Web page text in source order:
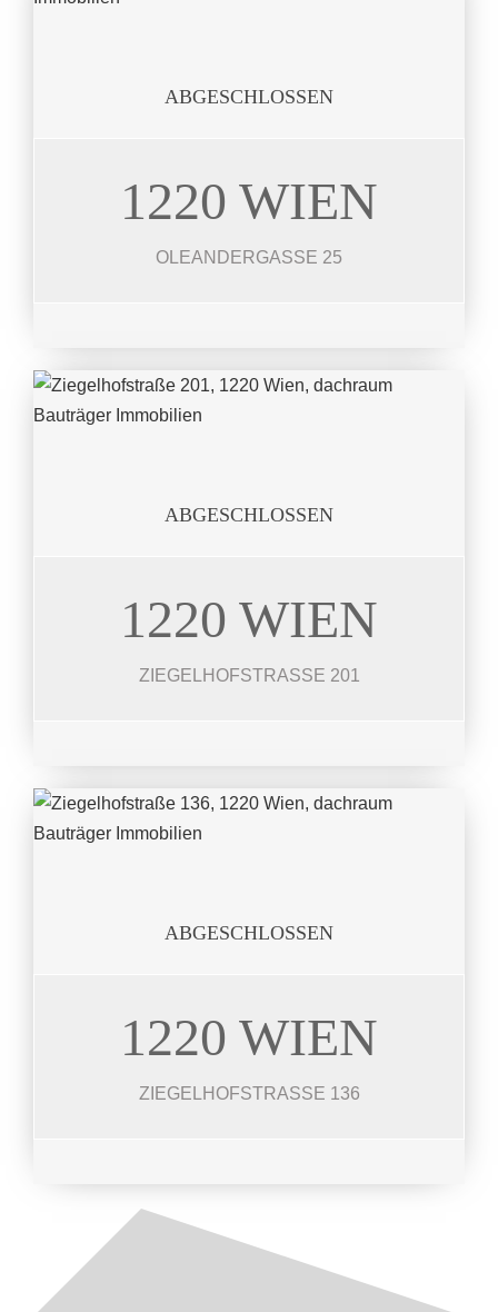
ABGESCHLOSSEN
1220 WIEN
OLEANDERGASSE 25
OLEANDERG.
ABGESCHLOSSEN
1220 WIEN
ZIEGELHOFSTRASSE 201
ZIEGELHOFSTR.
ABGESCHLOSSEN
1220 WIEN
ZIEGELHOFSTRASSE 136
ZIEGELHOFSTR.